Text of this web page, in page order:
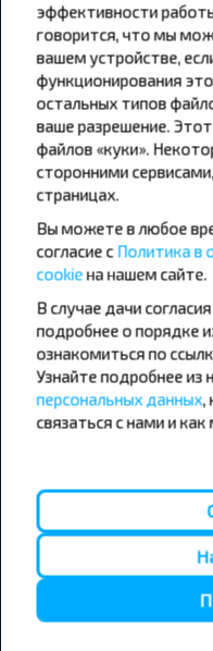
Хотите
дешевле?
Не пропусти
другие
Подпишись на
путешествуй с
Популярные
направления
Орша - Могилёв
Минск - Могилёв
эффективности
говорится, что мы
вашем устройстве,
функционирования
остальных типов
ваше разрешение.
файлов «куки».
сторонними
страницах.
Вы можете в любое
согласие сПолитика в
cookieна нашем сайте.
В случае дачи
подробнее о порядке
ознакомиться по
Узнайте подробнее из
персональных данных,
связаться с нами и